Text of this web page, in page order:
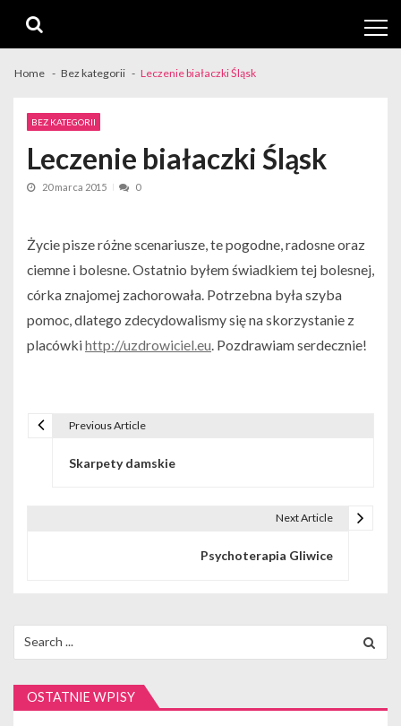
navigation
content
Home Bez kategorii Leczenie białaczki Śląsk
BEZ KATEGORII
Leczenie białaczki Śląsk
20 marca 2015 0
Życie pisze różne scenariusze, te pogodne, radosne oraz
ciemne i bolesne. Ostatnio byłem świadkiem tej bolesnej,
córka znajomej zachorowała. Potrzebna była szyba
pomoc, dlatego zdecydowalismy się na skorzystanie z
placówkihttp://uzdrowiciel.eu. Pozdrawiam serdecznie!
c
j
a
Previous Article
Skarpety damskie
Next Article
Psychoterapia Gliwice
for:
OSTATNIE WPISY